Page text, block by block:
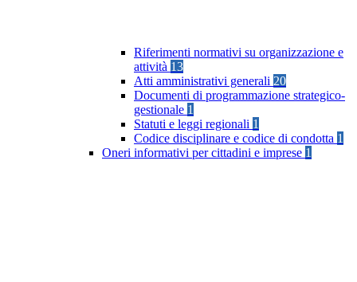
Riferimenti normativi su organizzazione e
attività 13
Atti amministrativi generali 20
Documenti di programmazione strategico-
gestionale 1
Statuti e leggi regionali 1
Codice disciplinare e codice di condotta 1
Oneri informativi per cittadini e imprese 1